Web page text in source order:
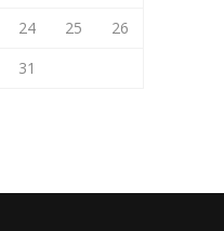
24 25
26
31